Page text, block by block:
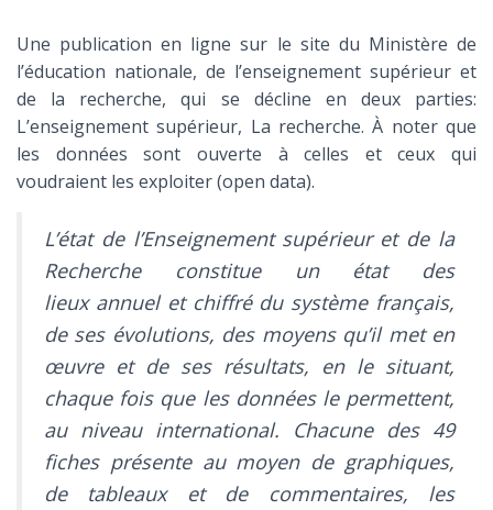
Une publication en ligne sur le site du Ministère de
l’éducation nationale, de l’enseignement supérieur et
de la recherche, qui se décline en deux parties:
L’enseignement supérieur, La recherche. À noter que
les données sont ouverte à celles et ceux qui
voudraient les exploiter (open data).
L’état de l’Enseignement supérieur et de la
Recherche constitue un état des
lieux annuel et chiffré du système français,
de ses évolutions, des moyens qu’il met en
œuvre et de ses résultats, en le situant,
chaque fois que les données le permettent,
au niveau international. Chacune des 49
fiches présente au moyen de graphiques,
de tableaux et de commentaires, les